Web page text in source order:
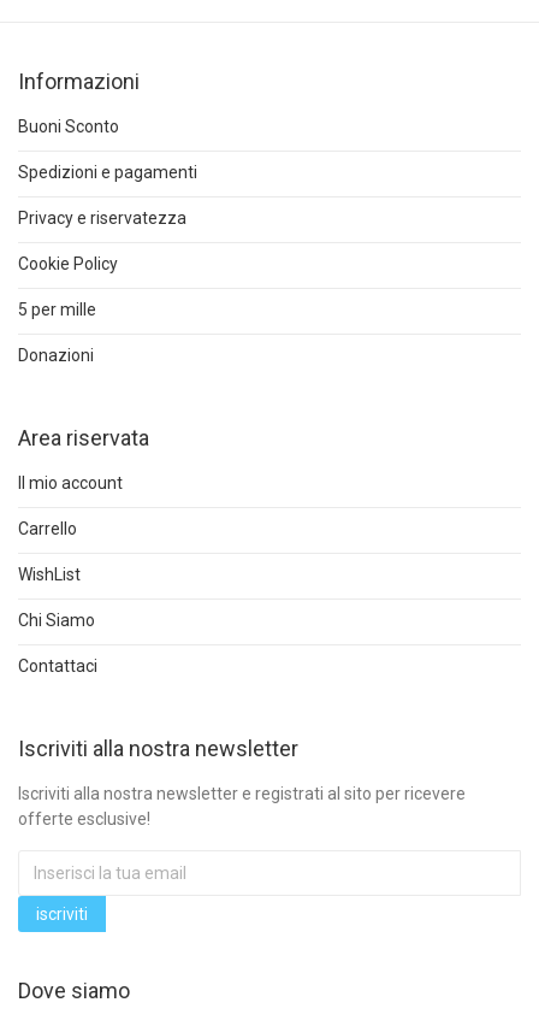
Informazioni
Buoni Sconto
Spedizioni e pagamenti
Privacy e riservatezza
Cookie Policy
5 per mille
Donazioni
Area riservata
Il mio account
Carrello
WishList
Chi Siamo
Contattaci
Iscriviti alla nostra newsletter
Iscriviti alla nostra newsletter e registrati al sito per ricevere
offerte esclusive!
Dove siamo